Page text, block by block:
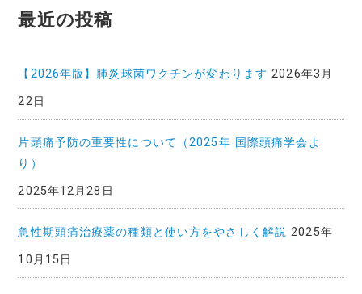
記
事
覧
最近の投稿
【2026年版】肺炎球菌ワクチンが変わります 2026年3月
22日
片頭痛予防の重要性について（2025年 国際頭痛学会よ
り）
2025年12月28日
急性期頭痛治療薬の種類と使い方をやさしく解説 2025年
10月15日